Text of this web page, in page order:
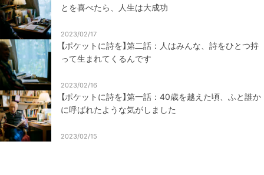
とを喜べたら、人生は大成功
2023/02/17
【ポケットに詩を】第二話：人はみんな、詩をひとつ持
って生まれてくるんです
2023/02/16
【ポケットに詩を】第一話：40歳を越えた頃、ふと誰か
に呼ばれたような気がしました
2023/02/15